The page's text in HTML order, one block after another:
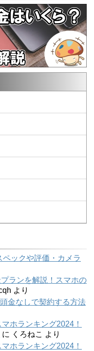
ックや評価・カメラ
ランを解説！スマホの
より
金なしで契約する方法
ホランキング2024！
に くろねこ より
ホランキング2024！